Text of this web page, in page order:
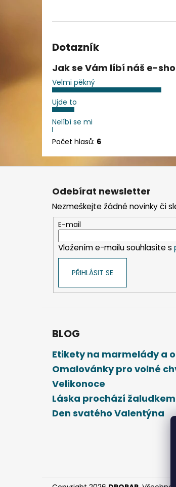
Dotazník
Jak se Vám líbí náš e-
Velmi pěkný
Ujde to
Nelíbí se mi
Počet hlasů: 6
Z
Odebírat newsletter
Nezmeškejte žádné novinky či
E-mail
Vložením e-mailu souhlasíte s
PŘIHLÁSIT SE
BLOG
Etikety na marmelády a
Omalovánky pro volné
Velikonoce
Láska prochází žaludkem
Den svatého Valentýna